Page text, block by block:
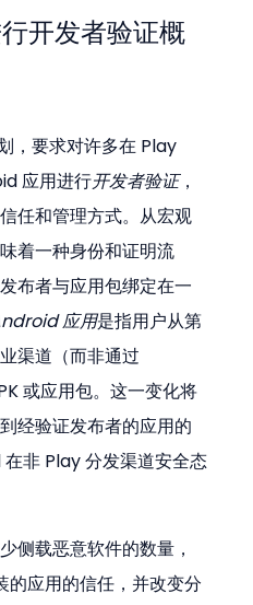
开发者验证概
，要求对许多在 Play
应用进行开发者验证，
任和管理方式。从宏观
着一种身份和证明流
布者与应用包绑定在一
应用是指用户从第
渠道（而非通过
或应用包。这一变化将
经验证发布者的应用的
非 Play 分发渠道安全态
侧载恶意软件的数量，
的应用的信任，并改变分